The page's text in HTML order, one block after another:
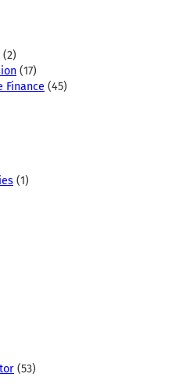
(2)
(17)
Finance (45)
(1)
(53)